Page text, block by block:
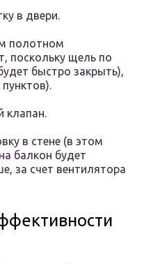
в двери.
полотном
поскольку щель по
быстро закрыть),
клапан.
в стене (в этом
балкон будет
за счет вентилятора